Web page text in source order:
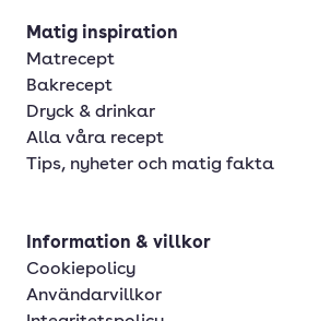
Matig inspiration
Matrecept
Bakrecept
Dryck & drinkar
Alla våra recept
Tips, nyheter och matig fakta
Information & villkor
Cookiepolicy
Användarvillkor